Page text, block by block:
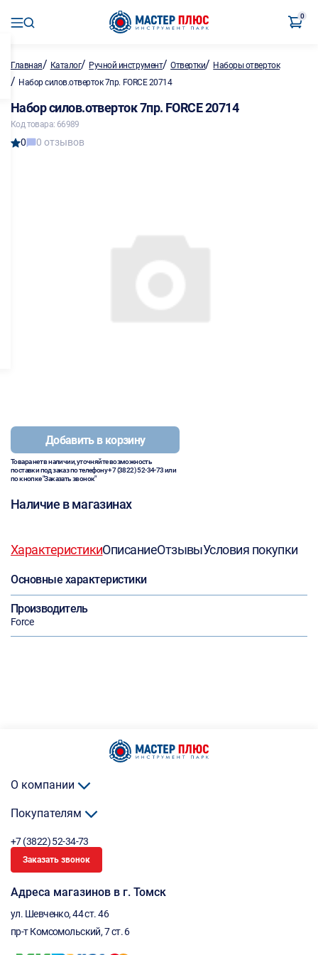
0
Главная/ Каталог/ Ручной инструмент/Отвертки/ Наборы отверток
/ Набор силов.отверток 7пр. FORCE 20714
Набор силов.отверток 7пр. FORCE 20714
Код товара: 66989
0 0 отзывов
Добавить в корзину
Товара нет в наличии, уточняйте возможность
поставки под заказ по телефону+7 (3822) 52-34-73или
по кнопке "Заказать звонок"
Наличие в магазинах
ХарактеристикиОписаниеОтзывыУсловия покупки
Основные характеристики
Производитель
Force
О компании
Покупателям
+7 (3822) 52-34-73
Заказать звонок
Адреса магазинов в г. Томск
ул. Шевченко, 44 ст. 46
пр-т Комсомольский, 7 ст. 6